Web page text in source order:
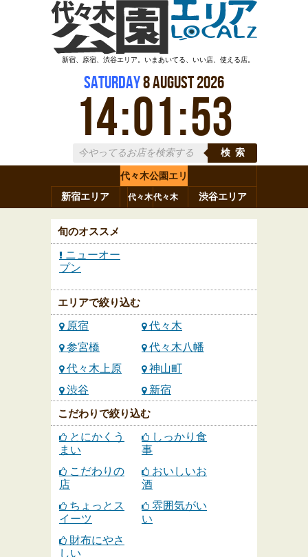
新宿、原宿、渋谷エリア。いまあいてる、いい店、使える店。
Saturday8August2026
14:01:54
検索
新宿エリア
代々木公園エリ
ア
渋谷エリア
原宿 代々木参宮橋
代々木
八幡
代々木
上原 神山町 渋谷 新宿
旬のオススメ
ニューオー
プン
エリアで絞り込む
原宿
代々木
参宮橋
代々木八幡
代々木上原
神山町
渋谷
新宿
こだわりで絞り込む
とにかくう
まい
しっかり食
事
こだわりの
店
おいしいお
酒
ちょっとス
イーツ
雰囲気がい
い
財布にやさ
しい